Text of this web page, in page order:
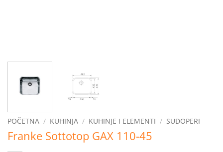
POČETNA / KUHINJA / KUHINJE I ELEMENTI / SUDOPERI
Franke Sottotop GAX 110-45